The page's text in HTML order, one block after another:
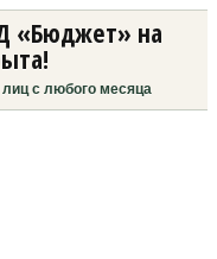
«Бюджет» на
с любого месяца